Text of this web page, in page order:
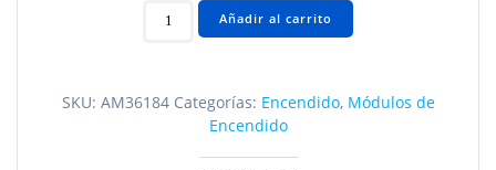
MODULO
ENCENDIDO
AM36184
cantidad
Añadir al carrito
SKU: AM36184 Categorías: Encendido, Módulos de
Encendido